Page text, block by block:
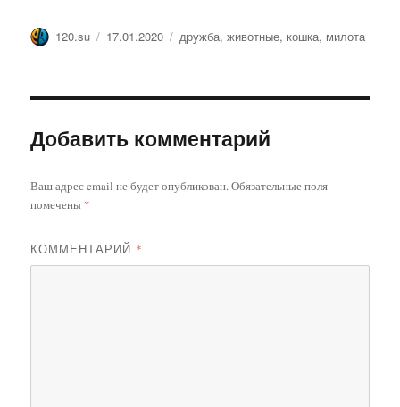
Автор
120.su Опубликовано
17.01.2020 Метки
дружба,животные, кошка, милота
Добавить комментарий
Ваш адрес email не будет опубликован.Обязательные поля
помечены *
КОММЕНТАРИЙ *